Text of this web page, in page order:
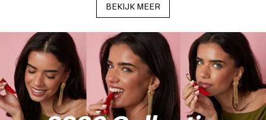
BEKIJK MEER